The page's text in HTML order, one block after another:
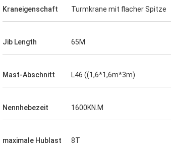
Kraneigenschaft Turmkrane mit flacher Spitze
Jib Length 65M
Mast-Abschnitt L46 ((1,6*1,6m*3m)
Nennhebezeit 1600KN.M
maximale Hublast 8T